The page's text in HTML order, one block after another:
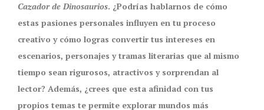
Cazador de Dinosaurios. ¿Podrías hablarnos de cómo
estas pasiones personales influyen en tu proceso
creativo y cómo logras convertir tus intereses en
escenarios, personajes y tramas literarias que al mismo
tiempo sean rigurosos, atractivos y sorprendan al
lector? Además, ¿crees que esta afinidad con tus
propios temas te permite explorar mundos más